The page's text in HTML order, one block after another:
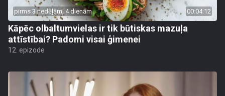
pirms 3 nedēļām, 4 dienām 00:04:12
Kāpēc olbaltumvielas ir tik būtiskas mazuļa
attīstībai? Padomi visai ģimenei
12. epizode